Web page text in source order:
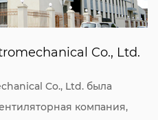
Co., Ltd.
Co., Ltd. была
компания,